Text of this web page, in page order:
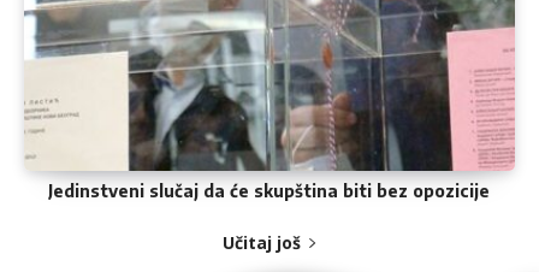
Jedinstveni slučaj da će skupština biti bez opozicije
Učitaj još